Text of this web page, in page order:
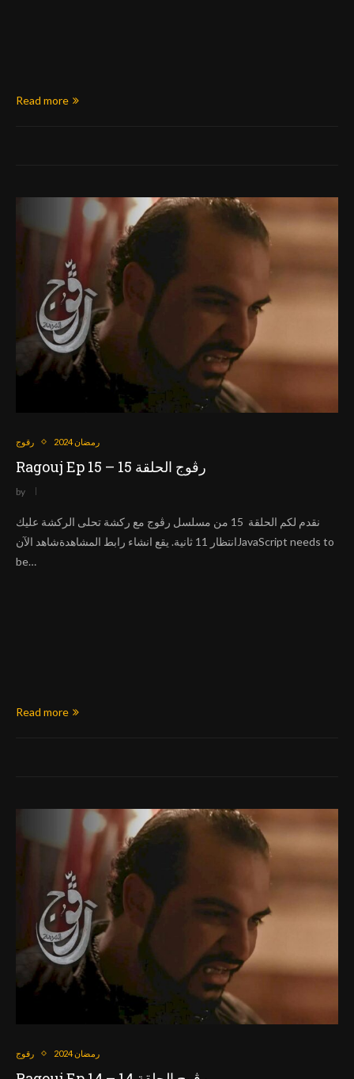
Read more
رقوج رمضان 2024
Ragouj Ep 15 – رڨوج الحلقة 15
by
نقدم لكم الحلقة 15 من مسلسل رڨوج مع ركشة تحلى الركشة عليك
انتظار 11 ثانية. يقع انشاء رابط المشاهدةشاهد الآنJavaScript needs to
be…
Read more
رقوج رمضان 2024